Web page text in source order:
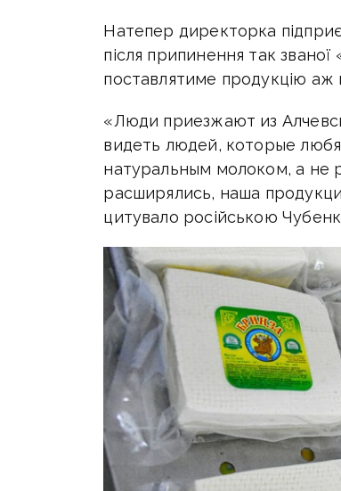
Натепер директорка
після припинення так
поставлятиме продукцію аж
«Люди приезжают из
видеть людей, которые
натуральным молоком, а не
расширялись, наша
цитувало російською